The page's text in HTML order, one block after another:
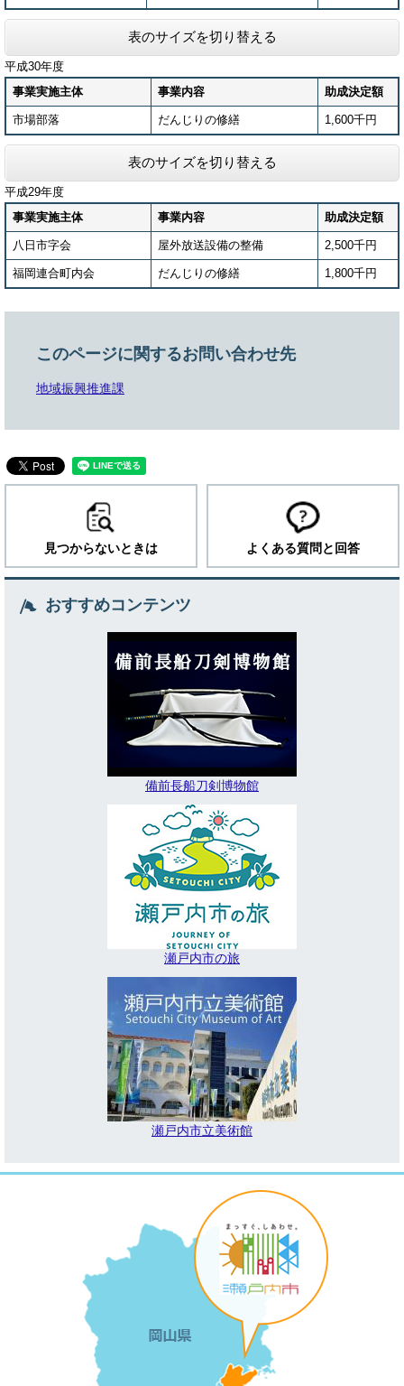
表のサイズを切り替える
平成30年度
事業実施主体
事業内容 助成決定額
市場部落 だんじりの修繕 1,600千円
表のサイズを切り替える
平成29年度
事業実施主体
事業内容 助成決定額
八日市字会 屋外放送設備の整備 2,500千円
福岡連合町内会 だんじりの修繕 1,800千円
このページに関するお問い合わせ先
地域振興推進課
見つからないときは よくある質問と回答
おすすめコンテンツ
備前長船刀剣博物館
瀬戸内市の旅
瀬戸内市立美術館